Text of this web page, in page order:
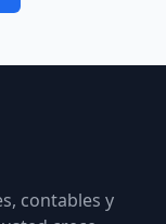
contables y